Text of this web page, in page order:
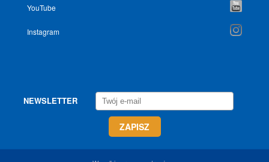
YouTube
Instagram
NEWSLETTER